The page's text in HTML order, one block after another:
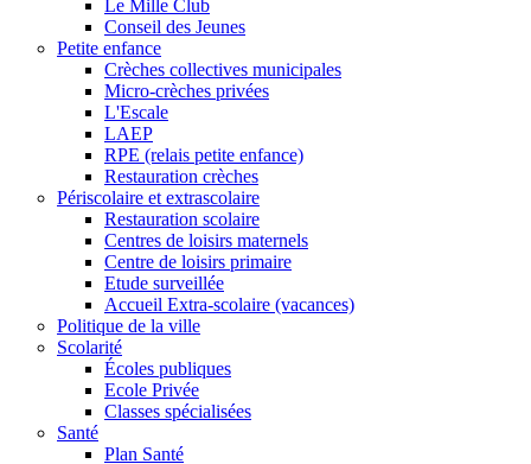
Le Mille Club
Conseil des Jeunes
Petite enfance
Crèches collectives municipales
Micro-crèches privées
L'Escale
LAEP
RPE (relais petite enfance)
Restauration crèches
Périscolaire et extrascolaire
Restauration scolaire
Centres de loisirs maternels
Centre de loisirs primaire
Etude surveillée
Accueil Extra-scolaire (vacances)
Politique de la ville
Scolarité
Écoles publiques
Ecole Privée
Classes spécialisées
Santé
Plan Santé